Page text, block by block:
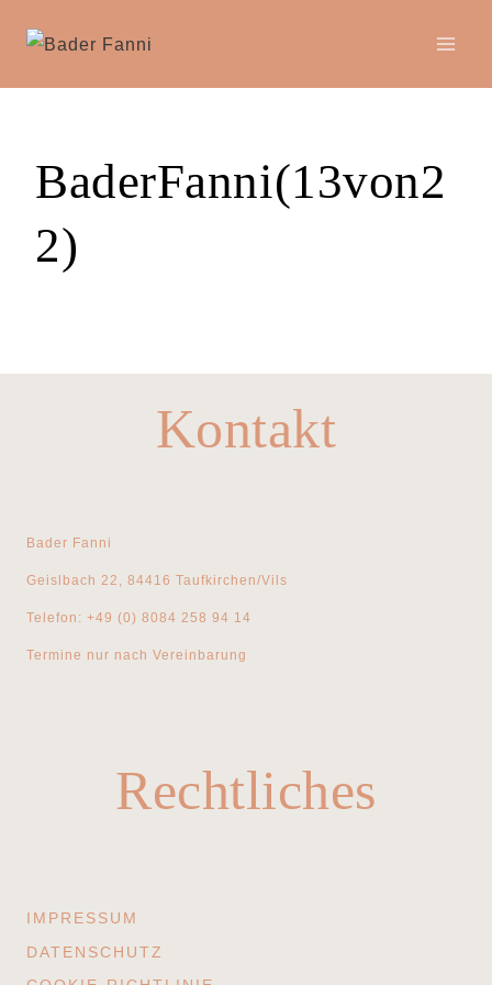
Inhalt
BaderFanni(13von2
2)
Kontakt
Bader Fanni
Geislbach 22, 84416 Taufkirchen/Vils
Telefon: +49 (0) 8084 258 94 14
Termine nur nach Vereinbarung
Rechtliches
IMPRESSUM
DATENSCHUTZ